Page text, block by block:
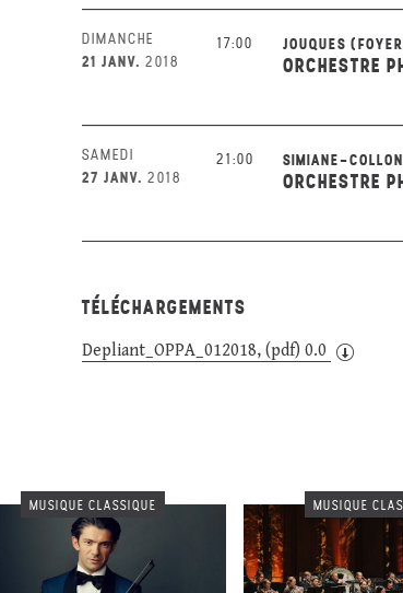
DIMANCHE
21 JANV. 2018
17:00 JOUQUES
ORCHESTRE
SAMEDI
27 JANV. 2018
21:00 SIMIANE-
ORCHESTRE
TÉLÉCHARGEMENTS
Depliant_OPPA_012018, (pdf) 0.0
MUSIQUE CLASSIQUE MUSIQUE